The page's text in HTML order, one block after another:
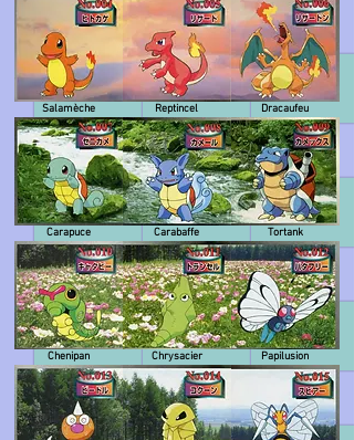
Salamèche
Carapuce
Chenipan
Reptincel
Carabaffe
Chrysacier
Dracaufeu
Tortank
Papilusion